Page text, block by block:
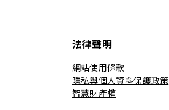
法律聲明
網站使用條款
隱私與個人資料保護政策
智慧財產權